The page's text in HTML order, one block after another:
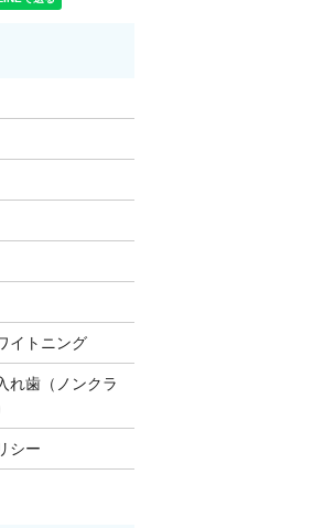
イトニング
れ歯（ノンクラ
シー